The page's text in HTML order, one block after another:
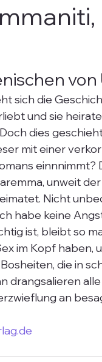
sich die
und sie
dies
mit einer
unweit
Nicht
habe keine
ist, bleibt so
im Kopf haben,
die in
drangsalieren
an